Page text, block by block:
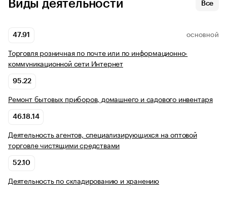
Виды деятельности Все
47.91 ОСНОВНОЙ
Торговля розничная по почте или по информационно-
коммуникационной сети Интернет
95.22
Ремонт бытовых приборов, домашнего и садового инвентаря
46.18.14
Деятельность агентов, специализирующихся на оптовой
торговле чистящими средствами
52.10
Деятельность по складированию и хранению